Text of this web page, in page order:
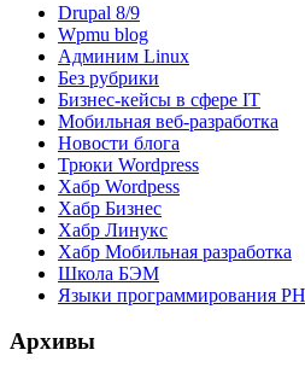
Drupal 8/9
Wpmu blog
Админим Linux
Без рубрики
Бизнес-кейсы в сфере IT
Мобильная веб-разработка
Новости блога
Трюки Wordpress
Хабр Wordpess
Хабр Бизнес
Хабр Линукс
Хабр Мобильная разработка
Школа БЭМ
Языки программирования
Архивы